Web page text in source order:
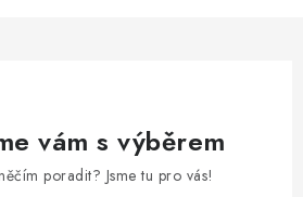
vám s výběrem
poradit? Jsme tu pro vás!